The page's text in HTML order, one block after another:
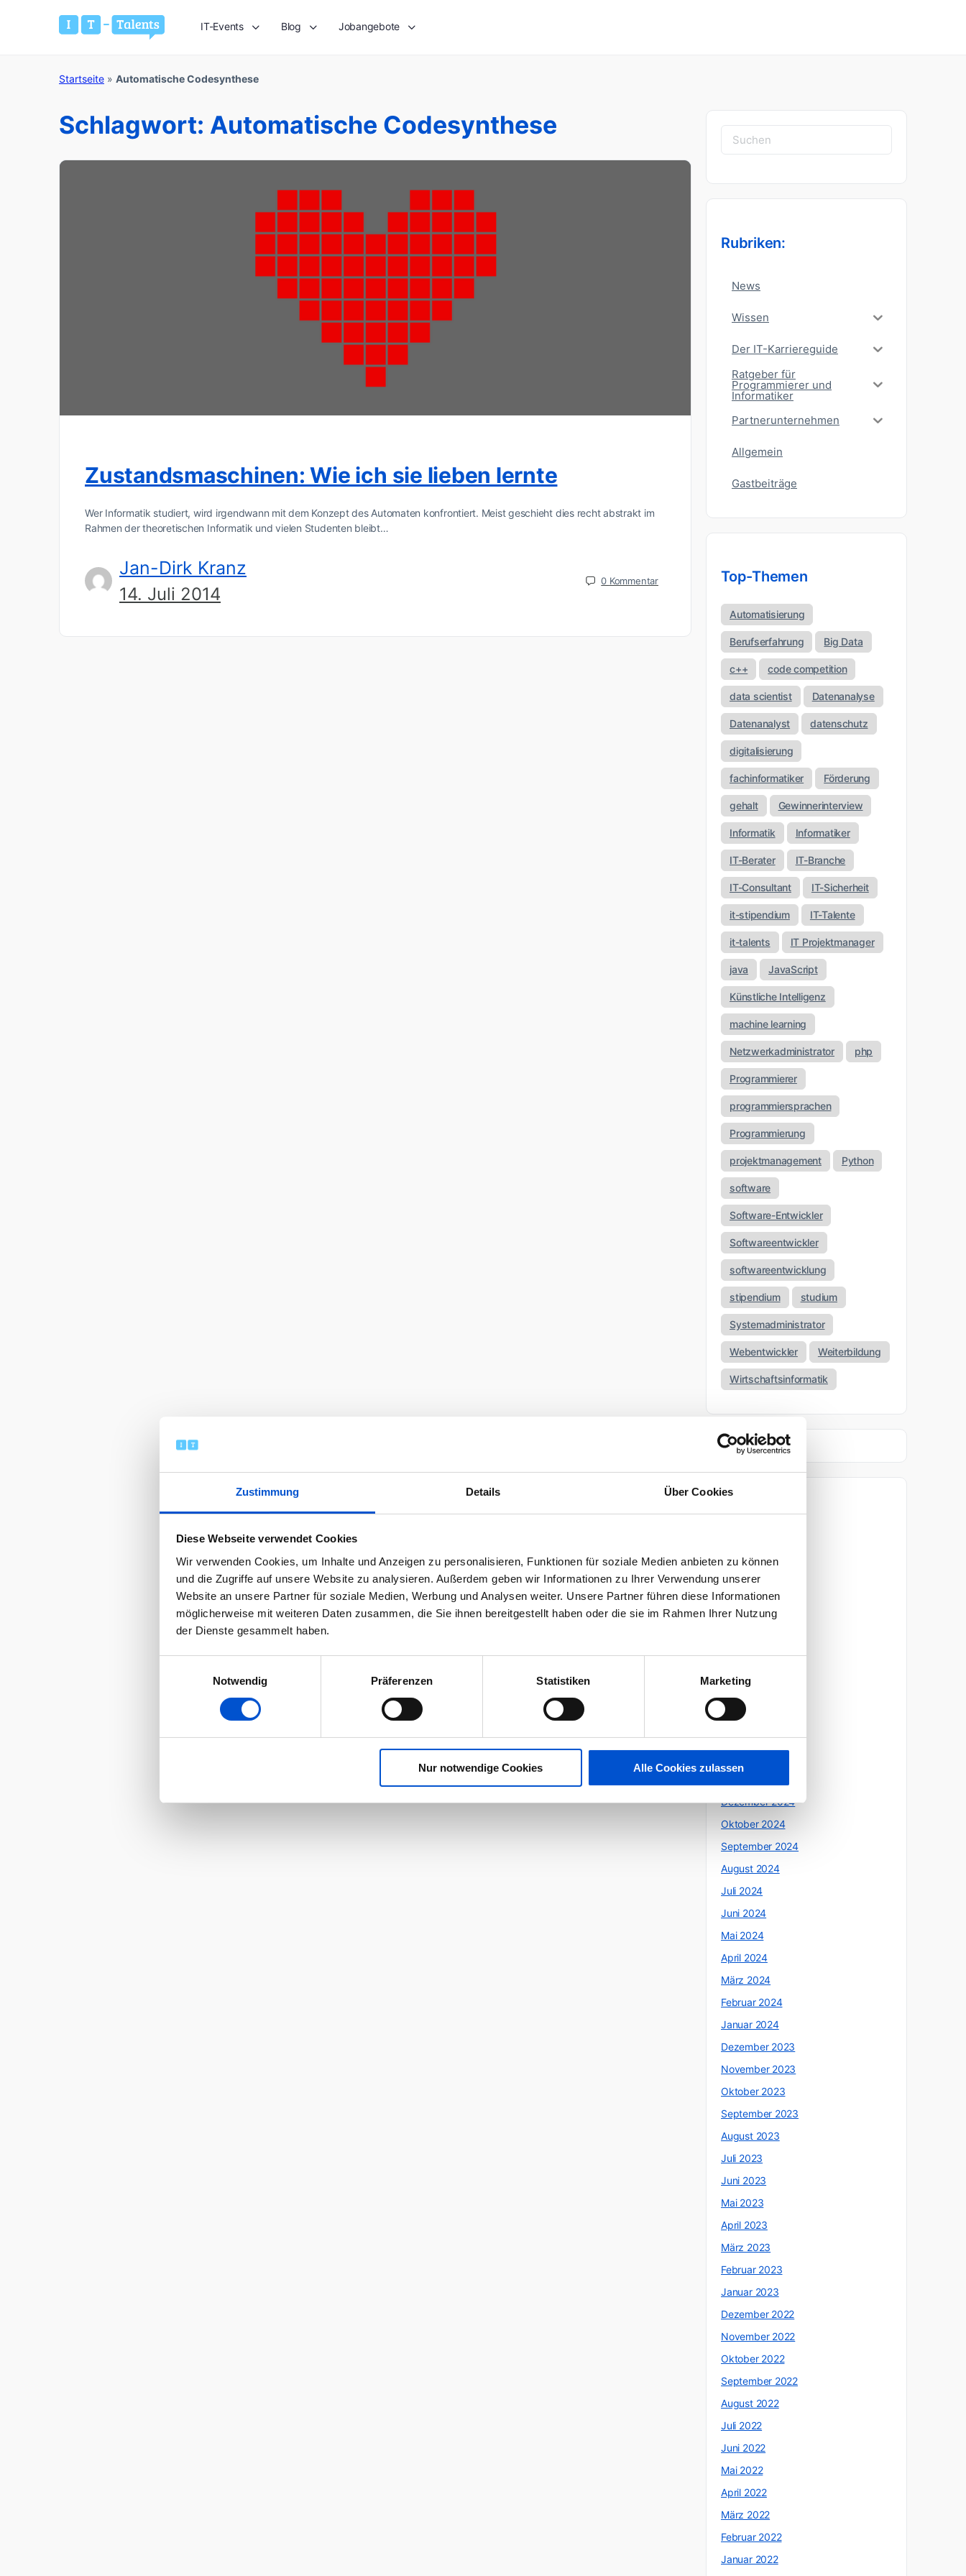
Zustimmung Details Über Cookies
Diese Webseite verwendet Cookies
Wir verwenden Cookies, um Inhalte und Anzeigen zu personalisieren, Funktionen für soziale Medien anbieten zu können
und die Zugriffe auf unsere Website zu analysieren. Außerdem geben wir Informationen zu Ihrer Verwendung unserer
Website an unsere Partner für soziale Medien, Werbung und Analysen weiter. Unsere Partner führen diese Informationen
möglicherweise mit weiteren Daten zusammen, die Sie ihnen bereitgestellt haben oder die sie im Rahmen Ihrer Nutzung
der Dienste gesammelt haben.
Notwendig
Präferenzen Statistiken Marketing
Nur notwendige Cookies Alle Cookies zulassen
IT-Events Blog Jobangebote
Startseite » Automatische Codesynthese
Schlagwort: Automatische Codesynthese
Zustandsmaschinen: Wie ich sie lieben lernte
Wer Informatik studiert, wird irgendwann mit dem Konzept des Automaten konfrontiert. Meist geschieht dies recht abstrakt im
Rahmen der theoretischen Informatik und vielen Studenten bleibt…
Jan-Dirk Kranz
14. Juli 2014
0 Kommentar
Suchen
nach:
Rubriken:
News
Wissen
Der IT-Karriereguide
Ratgeber für
Programmierer und
Informatiker
Partnerunternehmen
Allgemein
Gastbeiträge
Top-Themen
Automatisierung
Berufserfahrung Big Data
c++ code competition
data scientist Datenanalyse
Datenanalyst datenschutz
digitalisierung
fachinformatiker Förderung
gehalt Gewinnerinterview
Informatik Informatiker
IT-Berater IT-Branche
IT-Consultant IT-Sicherheit
it-stipendium IT-Talente
it-talents IT Projektmanager
java JavaScript
Künstliche Intelligenz
machine learning
Netzwerkadministrator php
Programmierer
programmiersprachen
Programmierung
projektmanagement Python
software
Software-Entwickler
Softwareentwickler
softwareentwicklung
stipendium studium
Systemadministrator
Webentwickler Weiterbildung
Wirtschaftsinformatik
April 2026
März 2026
November 2025
Oktober 2025
Mai 2025
April 2025
März 2025
Dezember 2024
Oktober 2024
September 2024
August 2024
Juli 2024
Juni 2024
Mai 2024
April 2024
März 2024
Februar 2024
Januar 2024
Dezember 2023
November 2023
Oktober 2023
September 2023
August 2023
Juli 2023
Juni 2023
Mai 2023
April 2023
März 2023
Februar 2023
Januar 2023
Dezember 2022
November 2022
Oktober 2022
September 2022
August 2022
Juli 2022
Juni 2022
Mai 2022
April 2022
März 2022
Februar 2022
Januar 2022